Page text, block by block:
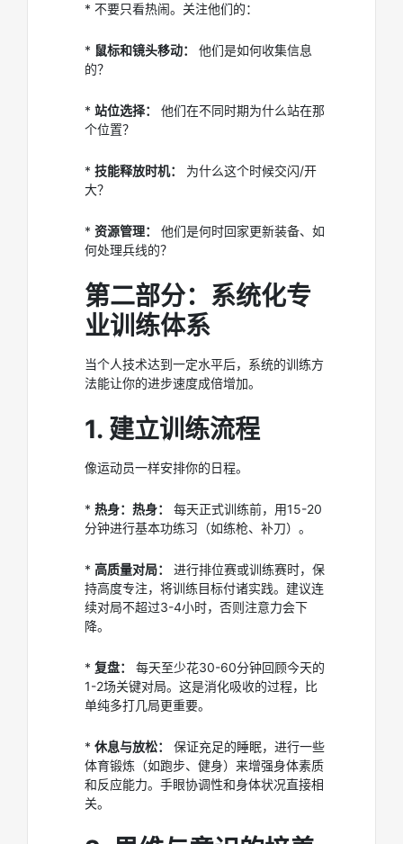
* 不要只看热闹。关注他们的：
* 鼠标和镜头移动：
他们是如何收集信息
的？
* 站位选择：
他们在不同时期为什么站在那
个位置？
* 技能释放时机：
为什么这个时候交闪/开
大？
* 资源管理：
他们是何时回家更新装备、如
何处理兵线的？
第二部分：系统化专
业训练体系
当个人技术达到一定水平后，系统的训练方
法能让你的进步速度成倍增加。
1. 建立训练流程
像运动员一样安排你的日程。
* 热身：热身：
每天正式训练前，用15-20
分钟进行基本功练习（如练枪、补刀）。
* 高质量对局：
进行排位赛或训练赛时，保
持高度专注，将训练目标付诸实践。建议连
续对局不超过3-4小时，否则注意力会下
降。
* 复盘：
每天至少花30-60分钟回顾今天的
1-2场关键对局。这是消化吸收的过程，比
单纯多打几局更重要。
* 休息与放松：
保证充足的睡眠，进行一些
体育锻炼（如跑步、健身）来增强身体素质
和反应能力。手眼协调性和身体状况直接相
关。